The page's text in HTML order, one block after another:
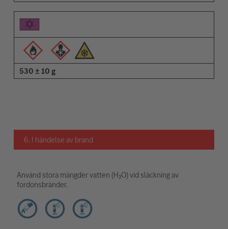
530 ± 10 g
6. I händelse av brand
Använd stora mängder vatten (H₂O) vid släckning av
fordonsbränder.